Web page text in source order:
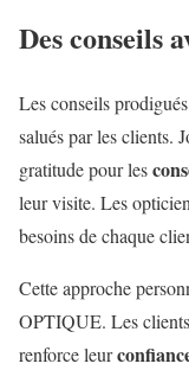
Des conseils
Les conseils
salués par les clients.
gratitude pour les
leur visite. Les
besoins de chaque
Cette approche
OPTIQUE. Les
renforce leur